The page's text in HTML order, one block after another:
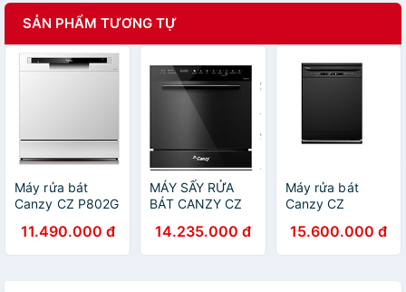
SẢN PHẨM TƯƠNG TỰ
Máy rửa bát
Canzy CZ P802G
hãng
11.490.000 đ
MÁY SẤY RỬA
BÁT CANZY CZ
CHÍNH HÃNG
14.235.000 đ
Máy rửa bát
Canzy CZ
chính hãng
15.600.000 đ